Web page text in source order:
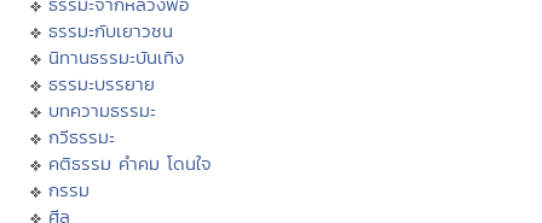
ธรรมะกับเยาวชน
นิทานธรรมะบันเทิง
ธรรมะบรรยาย
บทความธรรมะ
กวีธรรมะ
คติธรรม คำคม โดนใจ
กรรม
ศีล